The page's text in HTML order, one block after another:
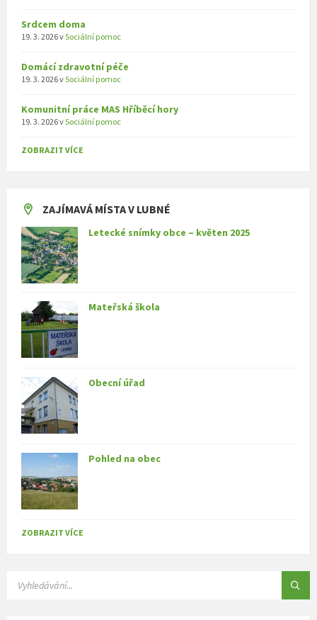
Srdcem doma
19. 3. 2026vSociální pomoc
Domácí zdravotní péče
19. 3. 2026vSociální pomoc
Komunitní práce MAS Hříběcí hory
19. 3. 2026vSociální pomoc
ZOBRAZIT VÍCE
ZAJÍMAVÁ MÍSTA V LUBNÉ
Letecké snímky obce – květen 2025
Mateřská škola
Obecní úřad
Pohled na obec
ZOBRAZIT VÍCE